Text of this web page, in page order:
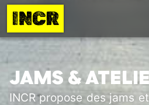
INCR
JAMS &
INCR propose des jams